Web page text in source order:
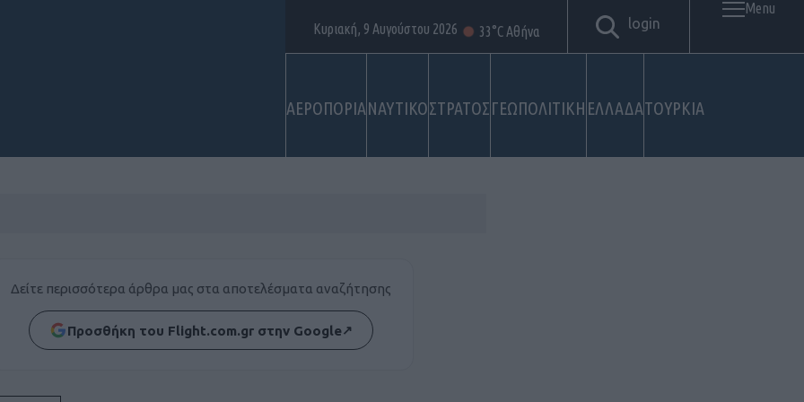
ΑΕΡΟΠΟΡΙΑΝΑΥΤΙΚΟΣΤΡΑΤΟΣΓΕΩΠΟΛΙΤΙΚΗ ΕΛΛΑΔΑΤΟΥΡΚΙΑ
Κυριακή, 9 Αυγούστου 2026 33°C Αθήνα login
Menu
Δείτε περισσότερα άρθρα μας στα αποτελέσματα αναζήτησης
Προσθήκη του Flight.com.gr στην Google↗